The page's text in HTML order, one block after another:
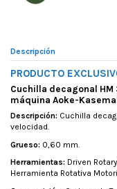
Descripción
PRODUCTO
Cuchilla decagonal
máquina Aoke-
Descripción: Cuchilla
velocidad.
Grueso: 0,60 mm.
Herramientas: Driven
Herramienta Rotativa